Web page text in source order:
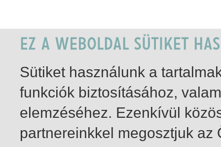
Sütiket használunk a
funkciók biztosításához,
elemzéséhez. Ezenkívül
partnereinkkel megosztjuk